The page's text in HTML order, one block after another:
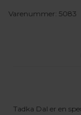
Varenummer: 5083
Tadka Dal er en